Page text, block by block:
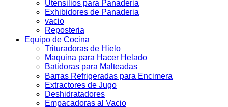
Utensilios para Panaderia
Exhibidores de Panaderia
vacio
Reposteria
Equipo de Cocina
Trituradoras de Hielo
Maquina para Hacer Helado
Batidoras para Malteadas
Barras Refrigeradas para Encimera
Extractores de Jugo
Deshidratadores
Empacadoras al Vacio